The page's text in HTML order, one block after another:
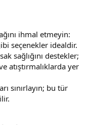
ihmal etmeyin:
seçenekler idealdir.
sağlığını destekler;
atıştırmalıklarda yer
sınırlayın; bu tür